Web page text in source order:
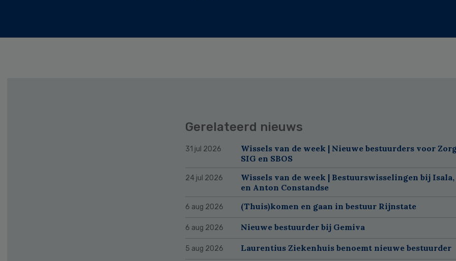
Gerelateerd nieuws
31 jul 2026
Wissels van de week | Nieuwe bestuurders voor
SIG en SBOS
24 jul 2026
Wissels van de week | Bestuurswisselingen bij
en Anton Constandse
6 aug 2026 (Thuis)komen en gaan in bestuur Rijnstate
6 aug 2026 Nieuwe bestuurder bij Gemiva
5 aug 2026 Laurentius Ziekenhuis benoemt nieuwe bestuurder